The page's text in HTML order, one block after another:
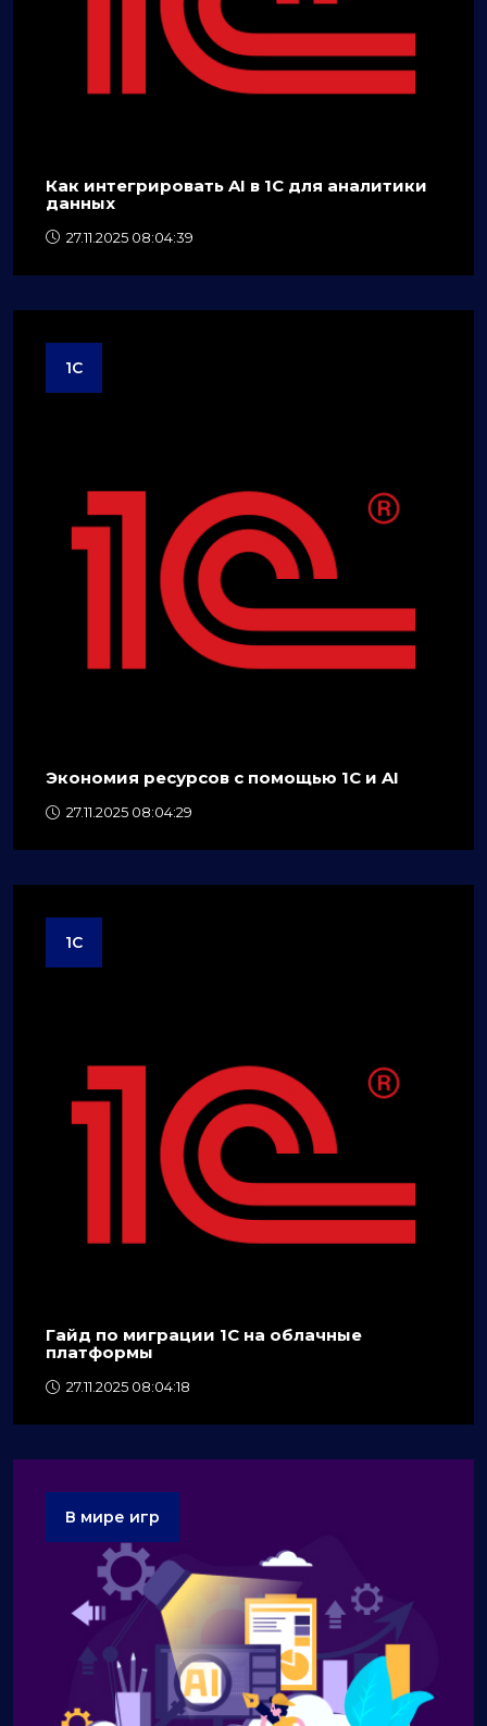
Как интегрировать AI в 1C для аналитики
данных
27.11.2025 08:04:39
1C
Экономия ресурсов с помощью 1C и AI
27.11.2025 08:04:29
1C
Гайд по миграции 1C на облачные
платформы
27.11.2025 08:04:18
В мире игр